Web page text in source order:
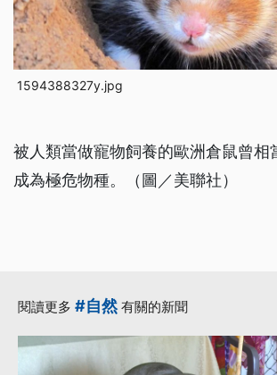
1594388327y.jpg
被人類當做寵物飼養的歐洲倉鼠曾相
成為極危物種。（圖／美聯社）
閱讀更多 #自然有關的新聞